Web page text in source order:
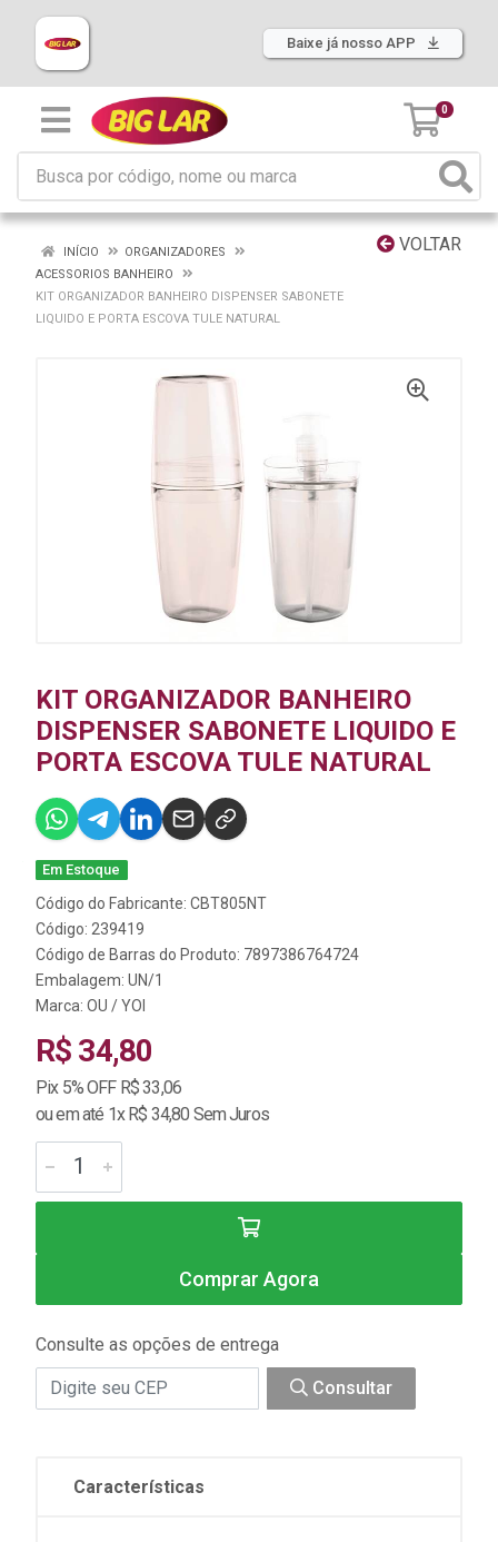
Baixe já nosso APP
0
VOLTAR
INÍCIO
ORGANIZADORES
ACESSORIOS BANHEIRO
KIT ORGANIZADOR BANHEIRO DISPENSER SABONETE
LIQUIDO E PORTA ESCOVA TULE NATURAL
KIT ORGANIZADOR BANHEIRO
DISPENSER SABONETE LIQUIDO E
PORTA ESCOVA TULE NATURAL
Em Estoque
Código do Fabricante: CBT805NT
Código: 239419
Código de Barras do Produto: 7897386764724
Embalagem: UN/1
Marca: OU / YOI
R$ 34,80
Pix 5% OFF R$ 33,06
ou em até 1x R$ 34,80 Sem Juros
Comprar Agora
Consulte as opções de entrega
Consultar
Características